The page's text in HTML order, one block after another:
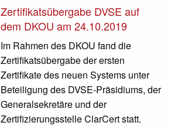
Zertifikatsübergabe DVSE auf
dem DKOU am 24.10.2019
Im Rahmen des DKOU fand die
Zertifikatsübergabe der ersten
Zertifikate des neuen Systems unter
Beteiligung des DVSE-Präsidiums, der
Generalsekretäre und der
Zertifizierungsstelle ClarCert statt.